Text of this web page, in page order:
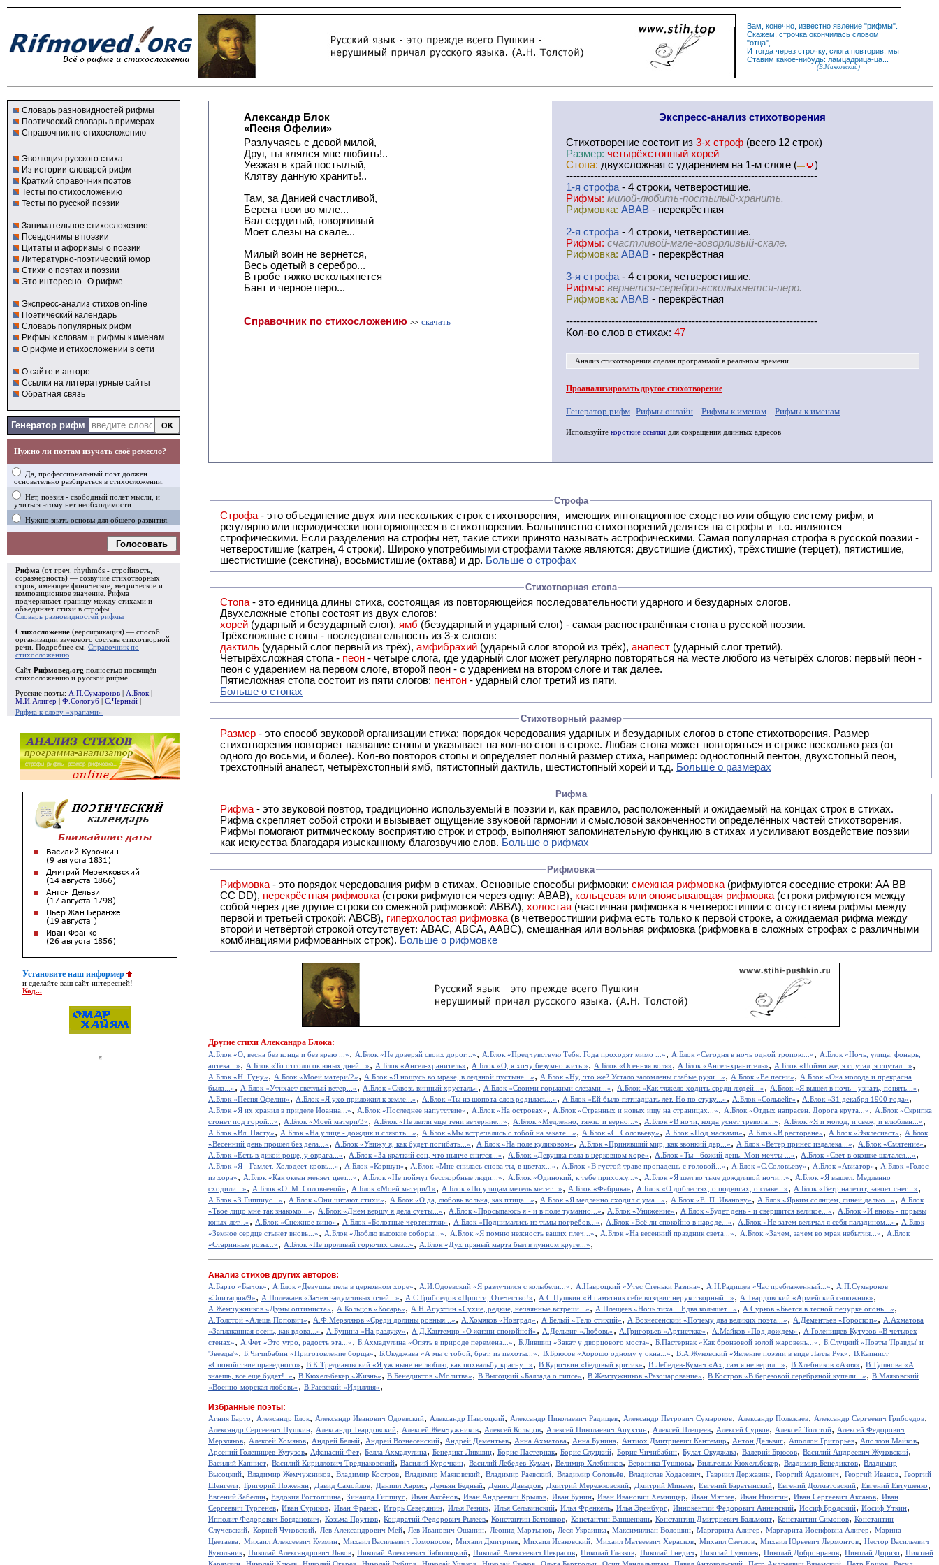
Вам, конечно, известно явление "рифмы".
Скажем, строчка окончилась словом
"отца",
И тогда через строчку, слога повторив, мы
Ставим какое-нибудь: ламцадрица-ца...
(В.Маяковский)
Словарь разновидностей рифмы
Поэтический словарь в примерах
Справочник по стихосложению
Эволюция русского стиха
Из истории словарей рифм
Краткий справочник поэтов
Тесты по стихосложению
Тесты по русской поэзии
Занимательное стихосложение
Псевдонимы в поэзии
Цитаты и афоризмы о поэзии
Литературно-поэтический юмор
Стихи о поэтах и поэзии
Это интересно О рифме
Экспресс-анализ стихов on-line
Поэтический календарь
Словарь популярных рифм
Рифмы к словам и рифмы к именам
О рифме и стихосложении в сети
О сайте и авторе
Ссылки на литературные сайты
Обратная связь
Генератор рифм
Нужно ли поэтам изучать своё ремесло?
Да, профессиональный поэт должен
основательно разбираться в стихосложении.
Нет, поэзия - свободный полёт мысли, и
учиться этому нет необходимости.
Нужно знать основы для общего развития.
Голосовать
Рифма (от греч. rhythmós - стройность,
соразмерность) — созвучие стихотворных
строк, имеющее фоническое, метрическое и
композиционное значение. Рифма
подчёркивает границу между стихами и
объединяет стихи в строфы
Словарь разновидностей рифмы
Стихосложение (версификация) — способ
организации звукового состава стихотворной
речи. Подробнее см. Справочник по
стихосложению
Сайт Рифмовед.org полностью посвящён
стихосложению и русской рифме.
Русские поэты: А.П.Сумароков А.Блок
М.И.Алигер
Ф.Сологуб С.Черный
Рифма к слову «храпами»
Установите наш информер
и сделайте ваш сайт интересней!
Код...
Александр Блок
«Песня Офелии»
Разлучаясь с девой милой,
Друг, ты клялся мне любить!..
Уезжая в край постылый,
Клятву данную хранить!..
Там, за Данией счастливой,
Берега твои во мгле...
Вал сердитый, говорливый
Моет слезы на скале...
Милый воин не вернется,
Весь одетый в серебро...
В гробе тяжко всколыхнется
Бант и черное перо...
Справочник по стихосложению >> скачать
Экспресс-анализ стихотворения
Cтихотворение состоит из 3-х строф (всего 12 строк)
Размер: четырёхстопный хорей
Стопа: двухсложная с ударением на 1-м слоге (—
)
------------------------------------------------------------------------
1-я cтрофа - 4 строки, четверостишие.
Рифмы: милой-любить-постылый-хранить.
Рифмовка: ABAB - перекрёстная
2-я cтрофа - 4 строки, четверостишие.
Рифмы: счастливой-мгле-говорливый-скале.
Рифмовка: ABAB - перекрёстная
3-я cтрофа - 4 строки, четверостишие.
Рифмы: вернется-серебро-всколыхнется-перо.
Рифмовка: ABAB - перекрёстная
------------------------------------------------------------------------
Кол-во слов в стихах: 47
Анализ стихотворениясделан программой в реальном времени
Проанализировать другое стихотворение
Генератор рифм Рифмы онлайн Рифмы к именам Рифмы к именам
Используйте короткие ссылки для сокращения длинных адресов
Строфа
Строфа - это объединение двух или нескольких строк стихотворения, имеющих интонационное сходство или общую систему рифм, и
регулярно или периодически повторяющееся в стихотворении. Большинство стихотворений делятся на строфы и т.о. являются
строфическими. Если разделения на строфы нет, такие стихи принято называть астрофическими. Самая популярная строфа в русской поэзии -
четверостишие (катрен, 4 строки). Широко употребимыми строфами также являются: двустишие (дистих), трёхстишие (терцет), пятистишие,
шестистишие (секстина), восьмистишие (октава) и др. Больше о строфах
Стихотворная стопа
Стопа - это единица длины стиха, состоящая из повторяющейся последовательности ударного и безударных слогов.
Двухсложные стопы состоят из двух слогов:
хорей (ударный и безударный слог), ямб (безударный и ударный слог) - самая распостранённая стопа в русской поэзии.
Трёхсложные стопы - последовательность из 3-х слогов:
дактиль (ударный слог первый из трёх), амфибрахий (ударный слог второй из трёх), анапест (ударный слог третий).
Четырёхсложная стопа - пеон - четыре слога, где ударный слог может регулярно повторяться на месте любого из четырёх слогов: первый пеон -
пеон с ударением на первом слоге, второй пеон - с ударением на втором слоге и так далее.
Пятисложная стопа состоит из пяти слогов: пентон - ударный слог третий из пяти.
Больше о стопах
Стихотворный размер
Размер - это способ звуковой организации стиха; порядок чередования ударных и безударных слогов в стопе стихотворения. Размер
стихотворения повторяет название стопы и указывает на кол-во стоп в строке. Любая стопа может повторяться в строке несколько раз (от
одного до восьми, и более). Кол-во повторов стопы и определяет полный размер стиха, например: одностопный пентон, двухстопный пеон,
трехстопный анапест, четырёхстопный ямб, пятистопный дактиль, шестистопный хорей и т.д. Больше о размерах
Рифма
Рифма
- это звуковой повтор, традиционно используемый в поэзии и, как правило, расположенный и ожидаемый на концах строк в стихах.
Рифма скрепляет собой строки и вызывает ощущение звуковой гармонии и смысловой законченности определённых частей стихотворения.
Рифмы помогают ритмическому восприятию строк и строф, выполняют запоминательную функцию в стихах и усиливают воздействие поэзии
как искусства благодаря изысканному благозвучию слов. Больше о рифмах
Рифмовка
Рифмовка - это порядок чередования рифм в стихах. Основные способы рифмовки: смежная рифмовка (рифмуются соседние строки: AA ВВ
СС DD), перекрёстная рифмовка (строки рифмуются через одну: ABAB), кольцевая или опоясывающая рифмовка (строки рифмуются между
собой через две другие строки со смежной рифмовкой: ABBA), холостая (частичная рифмовка в четверостишии с отсутствием рифмы между
первой и третьей строкой: АBCB), гиперхолостая рифмовка (в четверостишии рифма есть только к первой строке, а ожидаемая рифма между
второй и четвёртой строкой отсутствует: ABAC, ABCA, AABC), смешанная или вольная рифмовка (рифмовка в сложных строфах с различными
комбинациями рифмованных строк). Больше о рифмовке
Другие стихи Александра Блока:
А.Блок «О, весна без конца и без краю ...», А.Блок «Не доверяй своих дорог...», А.Блок «Предчувствую Тебя. Года проходят мимо ...», А.Блок «Сегодня в ночь одной тропою...», А.Блок «Ночь, улица, фонарь,
аптека...», А.Блок «То отголосок юных дней...», А.Блок «Ангел-хранитель», А.Блок «О, я хочу безумно жить:», А.Блок «Осенняя воля», А.Блок «Ангел-хранитель», А.Блок «Пойми же, я спутал, я спутал...»,
А.Блок «Н. Гуну», А.Блок «Моей матери/2», А.Блок «Я ношусь во мраке, в ледяной пустыне...», А.Блок «Ну, что же? Устало заломлены слабые руки...», А.Блок «Ее песни», А.Блок «Она молода и прекрасна
была...», А.Блок «Утихает светлый ветер...», А.Блок «Сквозь винный хрусталь», А.Блок «Своими горькими слезами...», А.Блок «Как тяжело ходить среди людей...», А.Блок «Я вышел в ночь - узнать, понять...»,
А.Блок «Песня Офелии», А.Блок «Я ухо приложил к земле...», А.Блок «Ты из шопота слов родилась...», А.Блок «Ей было пятнадцать лет. Но по стуку...», А.Блок «Сольвейг», А.Блок «31 декабря 1900 года»,
А.Блок «Я их хранил в приделе Иоанна...», А.Блок «Последнее напутствие», А.Блок «На островах», А.Блок «Странных и новых ищу на страницах...», А.Блок «Отдых напрасен. Дорога крута...», А.Блок «Скрипка
стонет под горой...», А.Блок «Моей матери/3», А.Блок «Не легли еще тени вечерние...», А.Блок «Медленно, тяжко и верно...», А.Блок «В ночи, когда уснет тревога...», А.Блок «Я и молод, и свеж, и влюблен...»,
А.Блок «Вл. Пясту», А.Блок «На улице - дождик и слякоть...», А.Блок «Мы встречались с тобой на закате...», А.Блок «С. Соловьеву», А.Блок «Под масками», А.Блок «В ресторане», А.Блок «Экклесиаст», А.Блок
«Весенний день прошел без дела...», А.Блок «Увижу я, как будет погибать...», А.Блок «На поле куликовом», А.Блок «Принявший мир, как звонкий дар...», А.Блок «Ветер принес издалёка...», А.Блок «Смятение»,
А.Блок «Есть в дикой роще, у оврага...», А.Блок «За краткий сон, что нынче снится...», А.Блок «Девушка пела в церковном хоре», А.Блок «Ты - божий день. Мои мечты ...», А.Блок «Свет в окошке шатался...»,
А.Блок «Я - Гамлет. Холодеет кровь...», А.Блок «Коршун», А.Блок «Мне снилась снова ты, в цветах...», А.Блок «В густой траве пропадешь с головой...», А.Блок «С.Соловьеву», А.Блок «Авиатор», А.Блок «Голос
из хора», А.Блок «Как океан меняет цвет...», А.Блок «Не поймут бесскорбные люди...», А.Блок «Одинокий, к тебе прихожу...», А.Блок «Я шел во тьме дождливой ночи...», А.Блок «Я вышел. Медленно
сходили...», А.Блок «О. М. Соловьевой», А.Блок «Моей матери/1», А.Блок «По улицам метель метет...», А.Блок «Фабрика», А.Блок «О доблестях, о подвигах, о славе...», А.Блок «Ветр налетит, завоет снег...»,
А.Блок «З.Гиппиус...», А.Блок «Они читают стихи», А.Блок «О да, любовь вольна, как птица...», А.Блок «Я медленно сходил с ума...», А.Блок «Е. П. Иванову», А.Блок «Ярким солнцем, синей далью...», А.Блок
«Твое лицо мне так знакомо...», А.Блок «Днем вершу я дела суеты...», А.Блок «Просыпаюсь я - и в поле туманно...», А.Блок «Унижение», А.Блок «Будет день - и свершится великое...», А.Блок «И вновь - порывы
юных лет...», А.Блок «Снежное вино», А.Блок «Болотные чертенятки», А.Блок «Поднимались из тьмы погребов...», А.Блок «Всё ли спокойно в народе...», А.Блок «Не затем величал я себя паладином...», А.Блок
«Земное сердце стынет вновь...», А.Блок «Люблю высокие соборы...», А.Блок «Я помню нежность ваших плеч...», А.Блок «На весенний праздник света...», А.Блок «Зачем, зачем во мрак небытия...», А.Блок
«Старинные розы...», А.Блок «Не проливай горючих слез...», А.Блок «Дух пряный марта был в лунном круге...»,
Анализ стихов других авторов:
А.Барто «Бычок», А.Блок «Девушка пела в церковном хоре», А.И.Одоевский «Я разлучился с колыбели...», А.Навроцкий «Утес Cтеньки Разина», А.Н.Радищев «Час преблаженный...», А.П.Сумароков
«Эпитафия/9», А.Полежаев «Зачем задумчивых очей...», А.С.Грибоедов «Прости, Отечество!», А.С.Пушкин «Я памятник себе воздвиг нерукотворный...», А.Твардовский «Армейский сапожник»,
А.Жемчужников «Думы оптимиста», А.Кольцов «Косарь», А.Н.Апухтин «Сухие, редкие, нечаянные встречи...», А.Плещеев «Ночь тиха... Едва колышет...», А.Сурков «Бьется в тесной печурке огонь...»,
А.Толстой «Алеша Попович», А.Ф.Мерзляков «Среди долины ровныя...», А.Хомяков «Новград», А.Белый «Тело стихий», А.Вознесенский «Почему два великих поэта...», А.Дементьев «Гороскоп», А.Ахматова
«Заплаканная осень, как вдова...», А.Бунина «На разлуку», А.Д.Кантемир «О жизни спокойной», А.Дельвиг «Любовь», А.Григорьев «Артисткке», А.Майков «Под дождем», А.Голенищев-Кутузов «В четырех
стенах», А.Фет «Это утро, радость эта...», Б.Ахмадулина «Опять в природе перемена...», Б.Лившиц «Закат у дворцового моста», Б.Пастернак «Как бронзовой золой жаровень...», Б.Слуцкий «Поэты 'Правды' и
'Звезды'», Б.Чичибабин «Приготовление борща», Б.Окуджава «А мы с тобой, брат, из пехоты...», В.Брюсов «Хорошо одному у окна...», В.А.Жуковский «Явление поэзии в виде Лалла Рук», В.Капнист
«Спокойствие праведного», В.К.Тредиаковский «Я уж ныне не люблю, как похвальбу красну...», В.Курочкин «Бедовый критик», В.Лебедев-Кумач «Ах, сам я не верил...», В.Хлебников «Азия», В.Тушнова «А
знаешь, все еще будет!..», В.Кюхельбекер «Жизнь», В.Бенедиктов «Молитва», В.Высоцкий «Баллада о гипсе», В.Жемчужников «Разочарование», В.Костров «В берёзовой серебряной купели...», В.Маяковский
«Военно-морская любовь», В.Раевский «Идиллия»,
Избранные поэты:
Агния Барто, Александр Блок, Александр Иванович Одоевский, Александр Навроцкий, Александр Николаевич Радищев, Александр Петрович Сумароков, Александр Полежаев, Александр Сергеевич Грибоедов,
Александр Сергеевич Пушкин, Александр Твардовский, Алексей Жемчужников, Алексей Кольцов, Алексей Николаевич Апухтин, Алексей Плещеев, Алексей Сурков, Алексей Толстой, Алексей Федорович
Мерзляков, Алексей Хомяков, Андрей Белый, Андрей Вознесенский, Андрей Дементьев, Анна Ахматова, Анна Бунина, Антиох Дмитриевич Кантемир, Антон Дельвиг, Аполлон Григорьев, Аполлон Майков,
Арсений Голенищев-Кутузов, Афанасий Фет, Белла Ахмадулина, Бенедикт Лившиц, Борис Пастернак, Борис Слуцкий, Борис Чичибабин, Булат Окуджава, Валерий Брюсов, Василий Андреевич Жуковский,
Василий Капнист, Василий Кириллович Тредиаковский, Василий Курочкин, Василий Лебедев-Кумач, Велимир Хлебников, Вероника Тушнова, Вильгельм Кюхельбекер, Владимир Бенедиктов, Владимир
Высоцкий, Владимир Жемчужников, Владимир Костров, Владимир Маяковский, Владимир Раевский, Владимир Соловьёв, Владислав Ходасевич, Гавриил Державин, Георгий Адамович, Георгий Иванов, Георгий
Шенгели, Григорий Поженян, Давид Самойлов, Даниил Хармс, Демьян Бедный, Денис Давыдов, Дмитрий Мережковский, Дмитрий Минаев, Евгений Баратынский, Евгений Долматовский, Евгений Евтушенко,
Евгений Забелин, Евдокия Ростопчина, Зинаида Гиппиус, Иван Аксёнов, Иван Андреевич Крылов, Иван Бунин, Иван Иванович Хемницер, Иван Мятлев, Иван Никитин, Иван Сергеевич Аксаков, Иван
Сергеевич Тургенев, Иван Суриков, Иван Франко, Игорь Северянин, Илья Резник, Илья Сельвинский, Илья Френкель, Илья Эренбург, Иннокентий Фёдорович Анненский, Иосиф Бродский, Иосиф Уткин,
Ипполит Федорович Богданович, Козьма Прутков, Кондратий Федорович Рылеев, Константин Батюшков, Константин Ваншенкин, Константин Дмитриевич Бальмонт, Константин Симонов, Константин
Случевский, Корней Чуковский, Лев Александрович Мей, Лев Иванович Ошанин, Леонид Мартынов, Леся Украинка, Максимилиан Волошин, Маргарита Алигер, Маргарита Иосифовна Алигер, Марина
Цветаева, Михаил Алексеевич Кузмин, Михаил Васильевич Ломоносов, Михаил Дмитриев, Михаил Исаковский, Михаил Матвеевич Херасков, Михаил Светлов, Михаил Юрьевич Лермонтов, Нестор Васильевич
Кукольник, Николай Александрович Львов, Николай Алексеевич Заболоцкий, Николай Алексеевич Некрасов, Николай Глазков, Николай Гнедич, Николай Гумилев, Николай Добронравов, Николай Доризо, Николай